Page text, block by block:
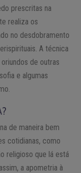
prescritas na
realiza os
no desdobramento
A técnica
de outras
e algumas
de maneira bem
cotidianas, como
religioso que lá está
a apometria à